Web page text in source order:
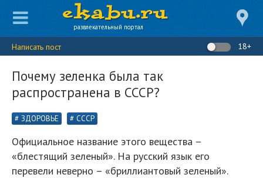
развлекательный портал
Написать пост 18+
Почему зеленка была так
распространена в СССР?
ЗДОРОВЬЕ СССР
Официальное название этого вещества –
«блестящий зеленый». На русский язык его
перевели неверно – «бриллиантовый зеленый».